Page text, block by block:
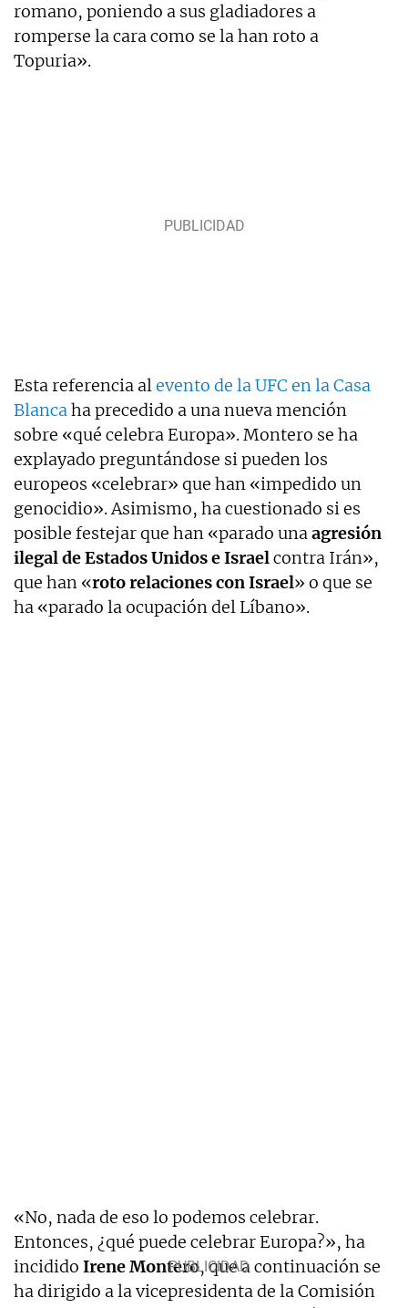
romano, poniendo a sus gladiadores a
romperse la cara como se la han roto a
Topuria».
Esta referencia alevento de la UFC en la Casa
Blancaha precedido a una nueva mención
sobre «qué celebra Europa». Montero se ha
explayado preguntándose si pueden los
europeos «celebrar» que han «impedido un
genocidio». Asimismo, ha cuestionado si es
posible festejar que han «parado unaagresión
ilegal de Estados Unidos e Israelcontra Irán»,
que han «roto relaciones con Israel» o que se
ha «parado la ocupación del Líbano».
«No, nada de eso lo podemos celebrar.
Entonces, ¿qué puede celebrar Europa?», ha
incidido Irene Montero, que a continuación se
ha dirigido a la vicepresidenta de la Comisión